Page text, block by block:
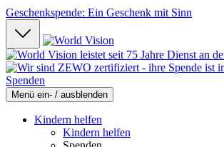
Geschenkspende: Ein Geschenk mit Sinn
Spenden
Menü ein- / ausblenden
Kindern helfen
Kindern helfen